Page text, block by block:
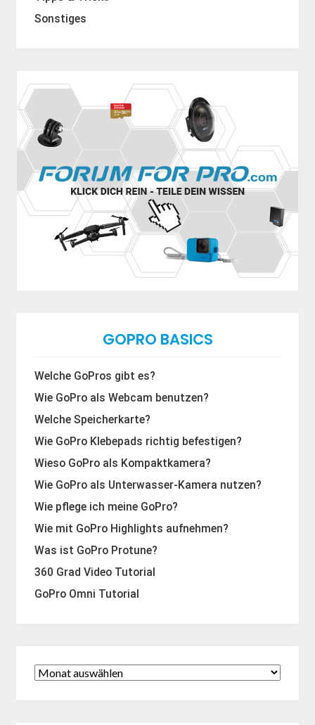
Sonstiges
GOPRO BASICS
Welche GoPros gibt es?
Wie GoPro als Webcam benutzen?
Welche Speicherkarte?
Wie GoPro Klebepads richtig befestigen?
Wieso GoPro als Kompaktkamera?
Wie GoPro als Unterwasser-Kamera nutzen?
Wie pflege ich meine GoPro?
Wie mit GoPro Highlights aufnehmen?
Was ist GoPro Protune?
360 Grad Video Tutorial
GoPro Omni Tutorial